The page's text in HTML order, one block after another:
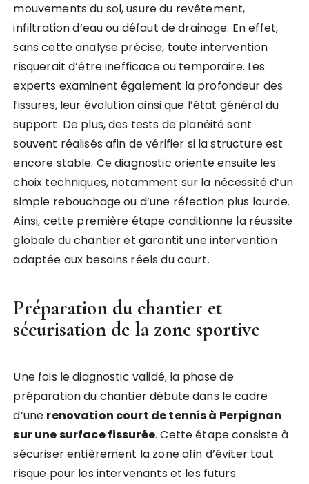
mouvements du sol, usure du revêtement,
infiltration d’eau ou défaut de drainage. En effet,
sans cette analyse précise, toute intervention
risquerait d’être inefficace ou temporaire. Les
experts examinent également la profondeur des
fissures, leur évolution ainsi que l’état général du
support. De plus, des tests de planéité sont
souvent réalisés afin de vérifier si la structure est
encore stable. Ce diagnostic oriente ensuite les
choix techniques, notamment sur la nécessité d’un
simple rebouchage ou d’une réfection plus lourde.
Ainsi, cette première étape conditionne la réussite
globale du chantier et garantit une intervention
adaptée aux besoins réels du court.
Préparation du chantier et
sécurisation de la zone sportive
Une fois le diagnostic validé, la phase de
préparation du chantier débute dans le cadre
d’une renovation court de tennis à Perpignan
sur une surface fissurée. Cette étape consiste à
sécuriser entièrement la zone afin d’éviter tout
risque pour les intervenants et les futurs